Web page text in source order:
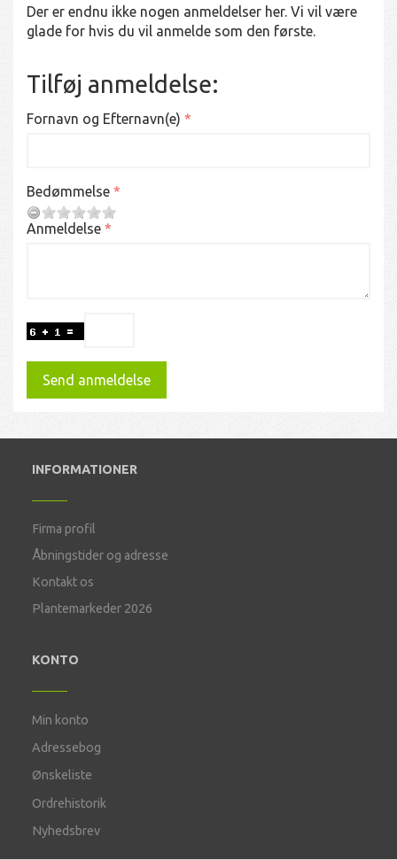
Der er endnu ikke nogen anmeldelser her. Vi vil være
glade for hvis du vil anmelde som den første.
Tilføj anmeldelse:
Fornavn og Efternavn(e)
Bedømmelse
Anmeldelse
Send anmeldelse
INFORMATIONER
Firma profil
Åbningstider og adresse
Kontakt os
Plantemarkeder 2026
KONTO
Min konto
Adressebog
Ønskeliste
Ordrehistorik
Nyhedsbrev